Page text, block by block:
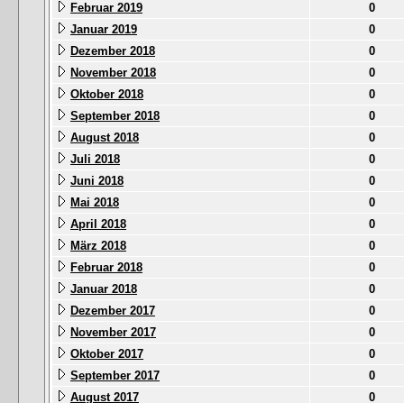
Februar 2019
0
Januar 2019
0
Dezember 2018
0
November 2018
0
Oktober 2018
0
September 2018
0
August 2018
0
Juli 2018
0
Juni 2018
0
Mai 2018
0
April 2018
0
März 2018
0
Februar 2018
0
Januar 2018
0
Dezember 2017
0
November 2017
0
Oktober 2017
0
September 2017
0
August 2017
0